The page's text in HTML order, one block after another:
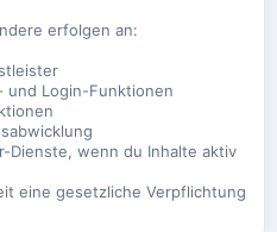
erfolgen an:
und Login-Funktionen
Dienste, wenn du Inhalte aktiv
eine gesetzliche Verpflichtung